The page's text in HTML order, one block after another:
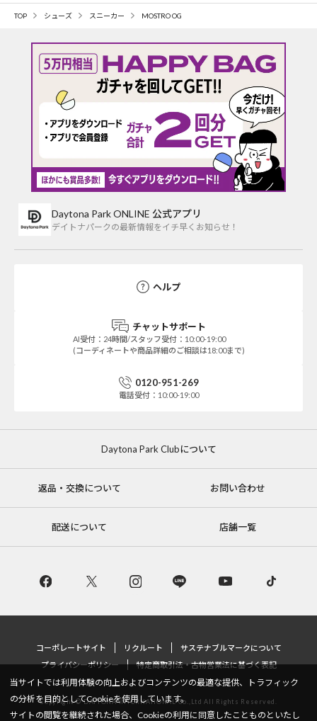
TOP シューズ スニーカー MOSTRO OG
Daytona Park ONLINE 公式アプリ
デイトナパークの最新情報をイチ早くお知らせ！
ヘルプ
チャットサポート
AI受付：24時間/スタッフ受付：10:00-19:00
(コーディネートや商品詳細のご相談は18:00まで)
0120-951-269
電話受付：10:00-19:00
Daytona Park Clubについて
返品・交換について お問い合わせ
配送について 店舗一覧
コーポレートサイト リクルート
サステナブルマークについて
プライバシーポリシー
特定商取引法・古物営業法に基づく表記
Copyright © DAYTONA INTERNATIONAL Co.,Ltd All Rights Reserved.
当サイトでは利用体験の向上およびコンテンツの最適な提供、トラフィック
の分析を目的としてCookieを使用しています。
サイトの閲覧を継続された場合、Cookieの利用に同意したことものといたし